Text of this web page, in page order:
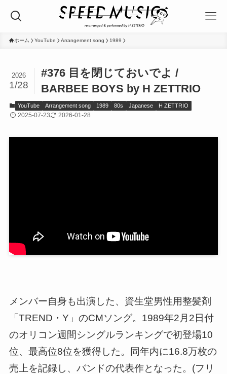
ホーム YouTube Arrangement song 1989
#376 目を閉じておいでよ /
BARBEE BOYS by H ZETTRIO
2026
1/28
YouTube Arrangement song 1989 80s Japanese H ZETTRIO
2025-07-23 2026-01-28
メンバー自身も出演した、資生堂男性用整髪剤
「TREND・Y」のCMソング。1989年2月2日付
のオリコン週間シングルランキングで初登場10
位、最高位8位を獲得した。同年内に16.8万枚の
売上を記録し、バンドの代表作となった。(フリ